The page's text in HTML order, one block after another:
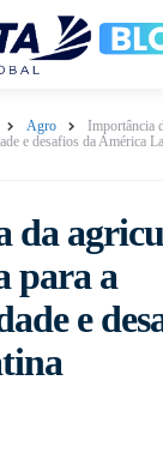
Agro
Importância
e desafios da América
da
para a
e